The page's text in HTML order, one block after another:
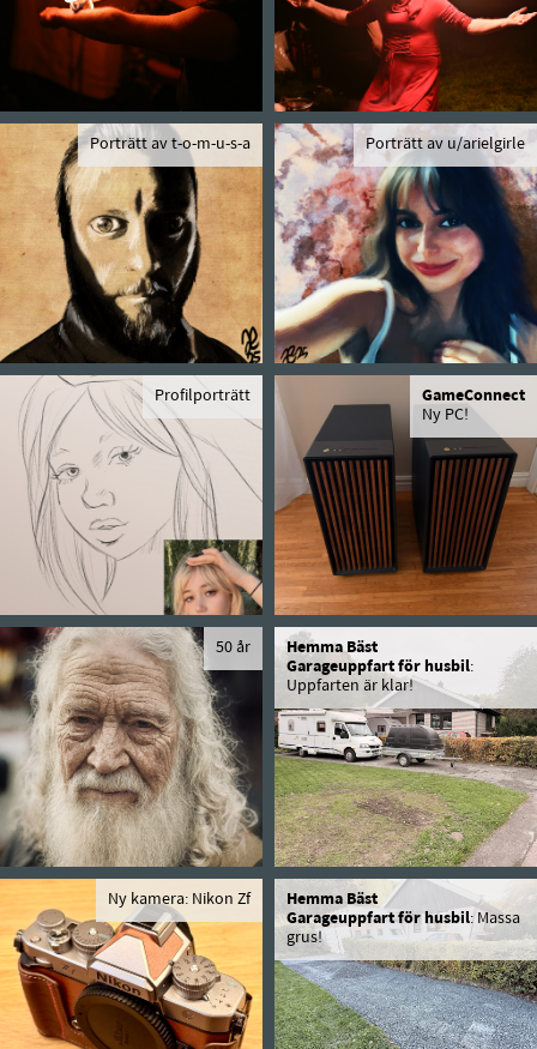
Porträtt av t-o-m-u-s-a Porträtt av u/arielgirle
Profilporträtt
GameConnect
Ny PC!
50 år
Hemma Bäst
Garageuppfart för husbil:
Uppfarten är klar!
Ny kamera: Nikon Zf
Hemma Bäst
Garageuppfart för husbil: Massa
grus!